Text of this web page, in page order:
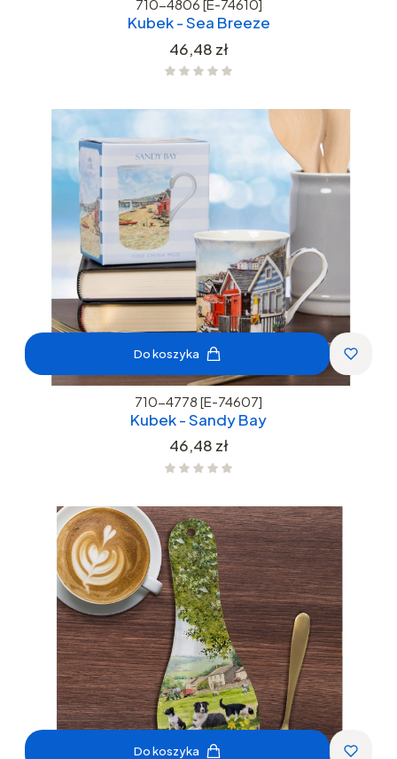
710-4806 [E-74610]
Kubek - Sea Breeze
Cena
46,48 zł
Do koszyka
710-4778 [E-74607]
Kubek - Sandy Bay
Cena
46,48 zł
Do koszyka